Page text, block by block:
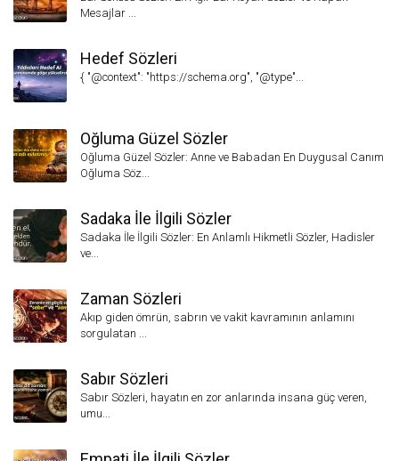
Mesajlar ...
Hedef Sözleri
{ "@context": "https://schema.org", "@type"...
Oğluma Güzel Sözler
Oğluma Güzel Sözler: Anne ve Babadan En Duygusal Canım
Oğluma Söz...
Sadaka İle İlgili Sözler
Sadaka İle İlgili Sözler: En Anlamlı Hikmetli Sözler, Hadisler
ve...
Zaman Sözleri
Akıp giden ömrün, sabrın ve vakit kavramının anlamını
sorgulatan ...
Sabır Sözleri
Sabır Sözleri, hayatın en zor anlarında insana güç veren,
umu...